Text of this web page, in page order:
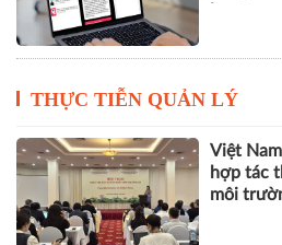
THỰC TIỄN QUẢN LÝ
Việt
hợp tác
môi